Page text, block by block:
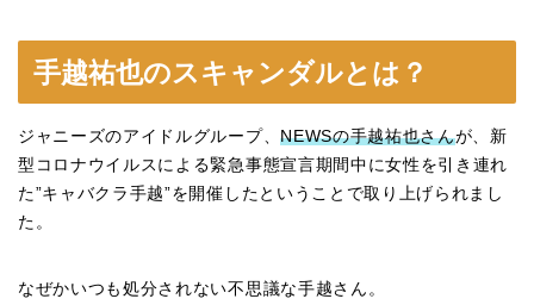
手越祐也のスキャンダルとは？
ジャニーズのアイドルグループ、NEWSの手越祐也さんが、新
型コロナウイルスによる緊急事態宣言期間中に女性を引き連れ
た”キャバクラ手越”を開催したということで取り上げられまし
た。
なぜかいつも処分されない不思議な手越さん。